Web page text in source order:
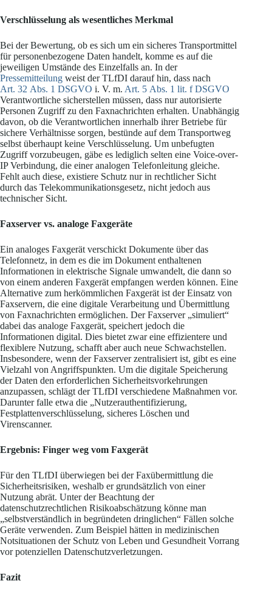
Verschlüsselung als wesentliches Merkmal
Bei der Bewertung, ob es sich um ein sicheres Transportmittel
für personenbezogene Daten handelt, komme es auf die
jeweiligen Umstände des Einzelfalls an. In der
Pressemitteilung weist der TLfDI darauf hin, dass nach
Art. 32 Abs. 1 DSGVO i. V. m. Art. 5 Abs. 1 lit. f DSGVO
Verantwortliche sicherstellen müssen, dass nur autorisierte
Personen Zugriff zu den Faxnachrichten erhalten. Unabhängig
davon, ob die Verantwortlichen innerhalb ihrer Betriebe für
sichere Verhältnisse sorgen, bestünde auf dem Transportweg
selbst überhaupt keine Verschlüsselung. Um unbefugten
Zugriff vorzubeugen, gäbe es lediglich selten eine Voice-over-
IP Verbindung, die einer analogen Telefonleitung gleiche.
Fehlt auch diese, existiere Schutz nur in rechtlicher Sicht
durch das Telekommunikationsgesetz, nicht jedoch aus
technischer Sicht.
Faxserver vs. analoge Faxgeräte
Ein analoges Faxgerät verschickt Dokumente über das
Telefonnetz, in dem es die im Dokument enthaltenen
Informationen in elektrische Signale umwandelt, die dann so
von einem anderen Faxgerät empfangen werden können. Eine
Alternative zum herkömmlichen Faxgerät ist der Einsatz von
Faxservern, die eine digitale Verarbeitung und Übermittlung
von Faxnachrichten ermöglichen. Der Faxserver „simuliert“
dabei das analoge Faxgerät, speichert jedoch die
Informationen digital. Dies bietet zwar eine effizientere und
flexiblere Nutzung, schafft aber auch neue Schwachstellen.
Insbesondere, wenn der Faxserver zentralisiert ist, gibt es eine
Vielzahl von Angriffspunkten. Um die digitale Speicherung
der Daten den erforderlichen Sicherheitsvorkehrungen
anzupassen, schlägt der TLfDI verschiedene Maßnahmen vor.
Darunter falle etwa die „Nutzerauthentifizierung,
Festplattenverschlüsselung, sicheres Löschen und
Virenscanner.
Ergebnis: Finger weg vom Faxgerät
Für den TLfDI überwiegen bei der Faxübermittlung die
Sicherheitsrisiken, weshalb er grundsätzlich von einer
Nutzung abrät. Unter der Beachtung der
datenschutzrechtlichen Risikoabschätzung könne man
„selbstverständlich in begründeten dringlichen“ Fällen solche
Geräte verwenden. Zum Beispiel hätten in medizinischen
Notsituationen der Schutz von Leben und Gesundheit Vorrang
vor potenziellen Datenschutzverletzungen.
Fazit